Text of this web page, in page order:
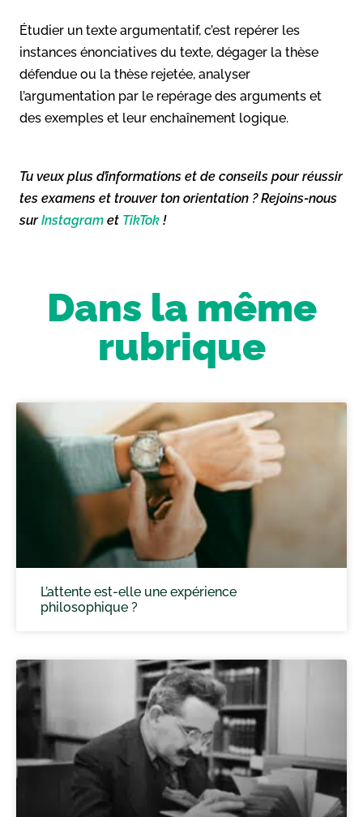
Étudier un texte argumentatif, c’est repérer les
instances énonciatives du texte, dégager la thèse
défendue ou la thèse rejetée, analyser
l’argumentation par le repérage des arguments et
des exemples et leur enchaînement logique.
Tu veux plus d’informations et de conseils pour réussir
tes examens et trouver ton orientation ? Rejoins-nous
surInstagram et TikTok !
Dans la même
rubrique
L’attente est-elle une expérience
philosophique ?